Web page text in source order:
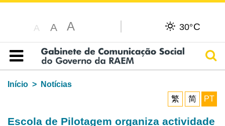
A A A 30°C
Índice
Início
Notícias
繁
简 PT
Escola de Pilotagem organiza actividade